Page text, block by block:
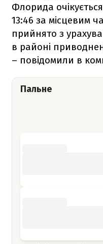
Флорида
13:46 за місцевим
прийнято з
в районі
– повідомили в
Пальне